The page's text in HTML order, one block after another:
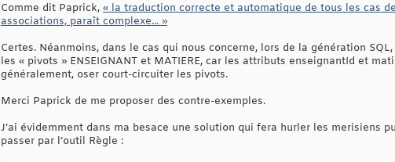
Comme dit Paprick, « la traduction correcte et automatique de tous les cas
associations, paraît complexe... »
Certes. Néanmoins, dans le cas qui nous concerne, lors de la génération
les « pivots » ENSEIGNANT et MATIERE, car les attributs enseignantId et
généralement, oser court-circuiter les pivots.
Merci Paprick de me proposer des contre-exemples.
J’ai évidemment dans ma besace une solution qui fera hurler les merisiens
passer par l’outil Règle :